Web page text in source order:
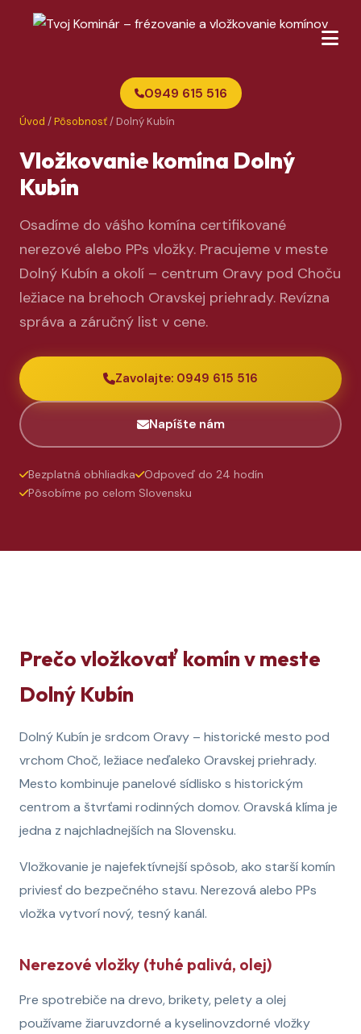
0949 615 516
Úvod /Pôsobnosť/ Dolný Kubín
Vložkovanie komína Dolný
Kubín
Osadíme do vášho komína certifikované
nerezové alebo PPs vložky. Pracujeme v meste
Dolný Kubín a okolí – centrum Oravy pod Choču
ležiace na brehoch Oravskej priehrady. Revízna
správa a záručný list v cene.
Zavolajte: 0949 615 516
Napíšte nám
Bezplatná obhliadka
Odpoveď do 24 hodín
Pôsobíme po celom Slovensku
Prečo vložkovať komín v meste
Dolný Kubín
Dolný Kubín je srdcom Oravy – historické mesto pod
vrchom Choč, ležiace neďaleko Oravskej priehrady.
Mesto kombinuje panelové sídlisko s historickým
centrom a štvrťami rodinných domov. Oravská klíma je
jedna z najchladnejších na Slovensku.
Vložkovanie je najefektívnejší spôsob, ako starší komín
priviesť do bezpečného stavu. Nerezová alebo PPs
vložka vytvorí nový, tesný kanál.
Nerezové vložky (tuhé palivá, olej)
Pre spotrebiče na drevo, brikety, pelety a olej
používame žiaruvzdorné a kyselinovzdorné vložky